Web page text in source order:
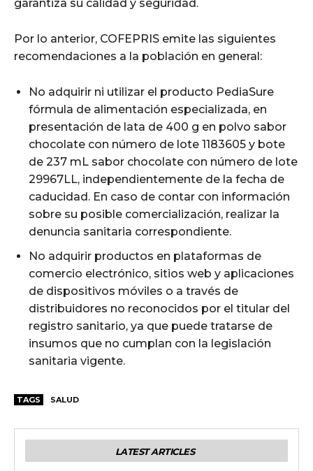
garantiza su calidad y seguridad.
Por lo anterior, COFEPRIS emite las siguientes
recomendaciones a la población en general:
No adquirir ni utilizar el producto PediaSure
fórmula de alimentación especializada, en
presentación de lata de 400 g en polvo sabor
chocolate con número de lote 1183605 y bote
de 237 mL sabor chocolate con número de lote
29967LL, independientemente de la fecha de
caducidad. En caso de contar con información
sobre su posible comercialización, realizar la
denuncia sanitaria correspondiente.
No adquirir productos en plataformas de
comercio electrónico, sitios web y aplicaciones
de dispositivos móviles o a través de
distribuidores no reconocidos por el titular del
registro sanitario, ya que puede tratarse de
insumos que no cumplan con la legislación
sanitaria vigente.
TAGS SALUD
LATEST ARTICLES